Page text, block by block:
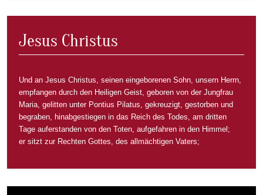
Jesus Christus
Und an Jesus Christus, seinen eingeborenen Sohn, unsern Herrn,
empfangen durch den Heiligen Geist, geboren von der Jungfrau
Maria, gelitten unter Pontius Pilatus, gekreuzigt, gestorben und
begraben, hinabgestiegen in das Reich des Todes, am dritten
Tage auferstanden von den Toten, aufgefahren in den Himmel;
er sitzt zur Rechten Gottes, des allmächtigen Vaters;